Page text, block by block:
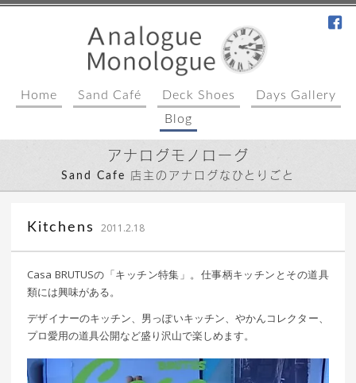
Home Sand Café Deck Shoes
Days Gallery
Blog
アナログモノローグ
Sand Cafe 店主のアナログなひとりごと
Kitchens 2011.2.18｜ 更新日：
込山 敏郎
Casa BRUTUSの「キッチン特集」。仕事柄キッチンとその道具
類には興味がある。
デザイナーのキッチン、男っぽいキッチン、やかんコレクター、
プロ愛用の道具公開など盛り沢山で楽しめます。